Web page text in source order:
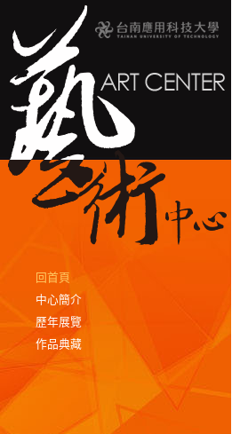
回首頁
中心簡介
歷年展覽
作品典藏